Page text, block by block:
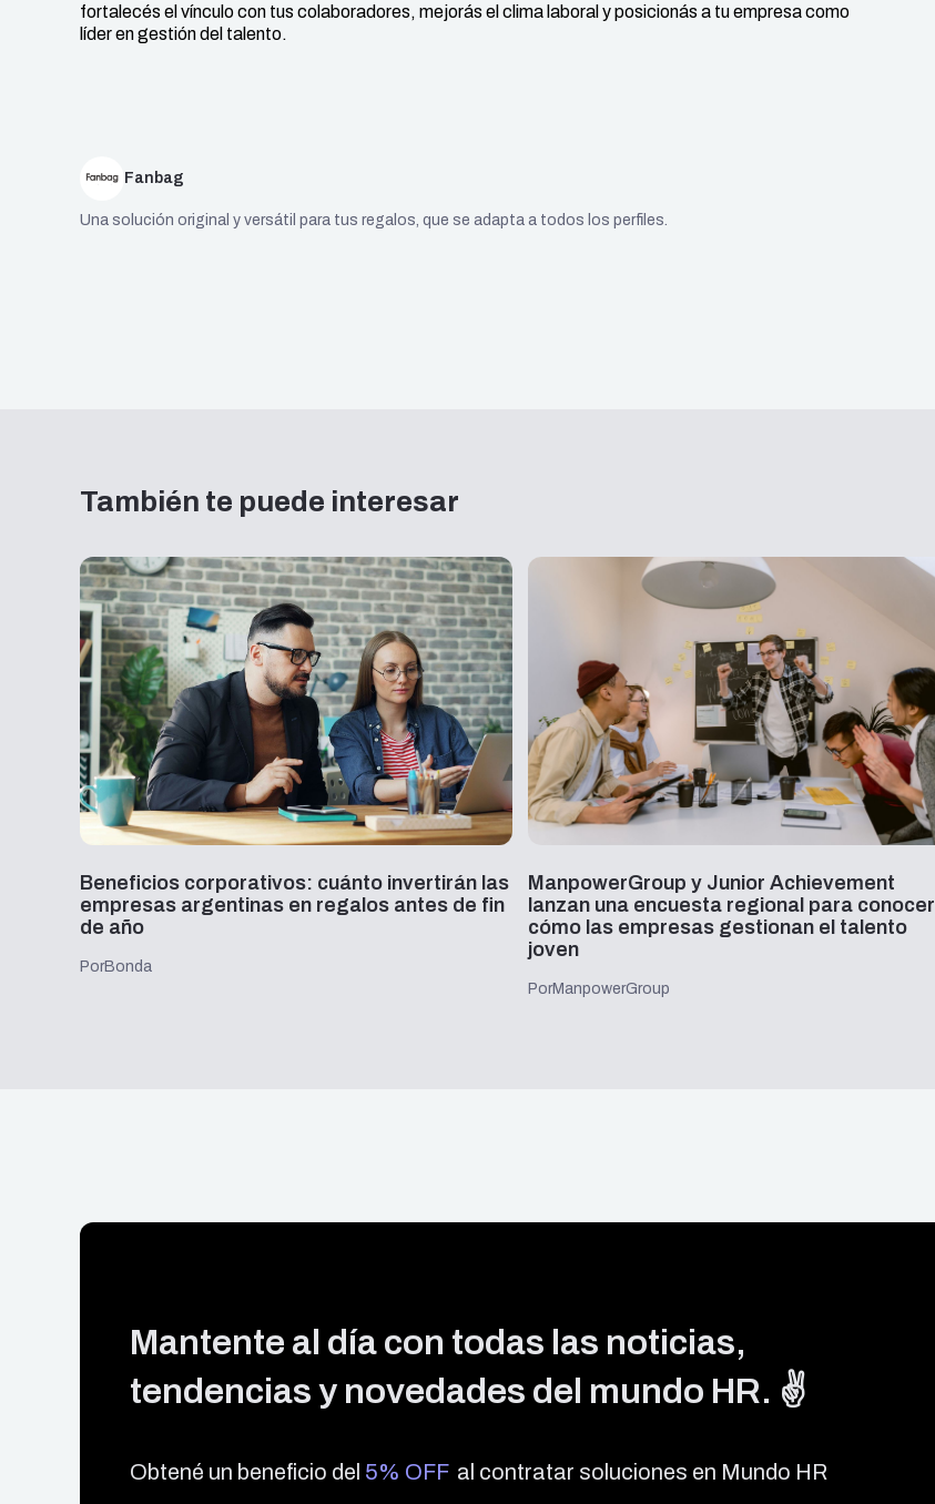
fortalecés el vínculo con tus colaboradores, mejorás el clima laboral y posicionás a tu empresa como
líder en gestión del talento.
Fanbag
Una solución original y versátil para tus regalos, que se adapta a todos los perfiles.
También te puede interesar
Beneficios corporativos: cuánto invertirán las
empresas argentinas en regalos antes de fin
de año
PorBonda
ManpowerGroup y Junior Achievement
lanzan una encuesta regional para conocer
cómo las empresas gestionan el talento
joven
PorManpowerGroup
Mantente al día con todas las noticias,
tendencias y novedades del mundo HR. ✌️
Obtené un beneficio del 5% OFFal contratar soluciones en Mundo HR